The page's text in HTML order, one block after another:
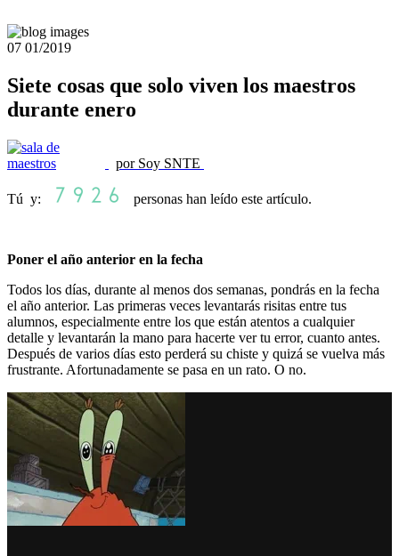
07 01/2019
Siete cosas que solo viven los maestros
durante enero
por Soy SNTE
Tú y: personas han leído este artículo.
Poner el año anterior en la fecha
Todos los días, durante al menos dos semanas, pondrás en la fecha
el año anterior. Las primeras veces levantarás risitas entre tus
alumnos, especialmente entre los que están atentos a cualquier
detalle y levantarán la mano para hacerte ver tu error, cuanto antes.
Después de varios días esto perderá su chiste y quizá se vuelva más
frustrante. Afortunadamente se pasa en un rato. O no.